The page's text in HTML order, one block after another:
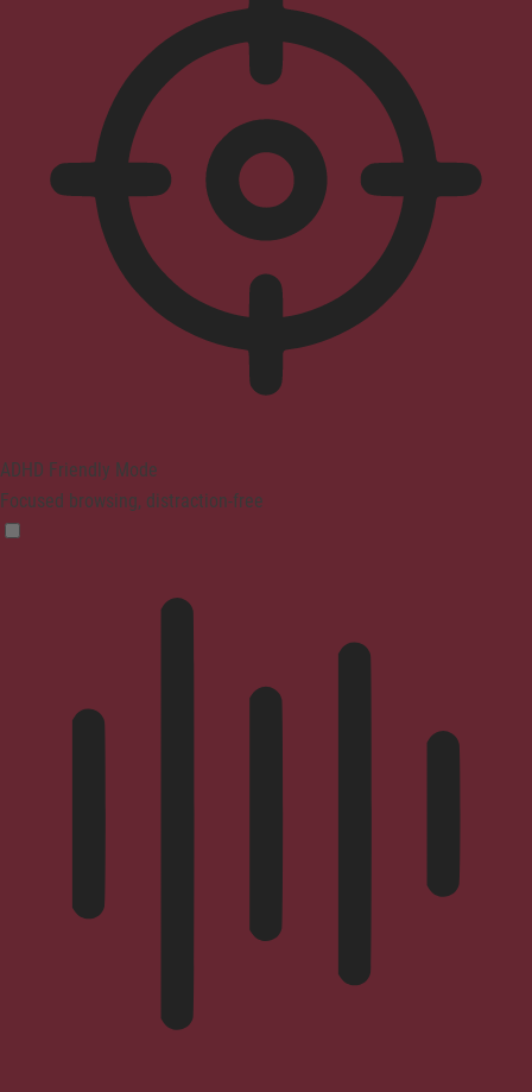
ADHD Friendly Mode
Focused browsing, distraction-free